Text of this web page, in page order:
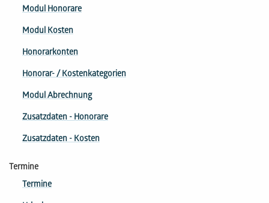
Modul Honorare
Modul Kosten
Honorarkonten
Honorar- / Kostenkategorien
Modul Abrechnung
Zusatzdaten - Honorare
Zusatzdaten - Kosten
Termine
Termine